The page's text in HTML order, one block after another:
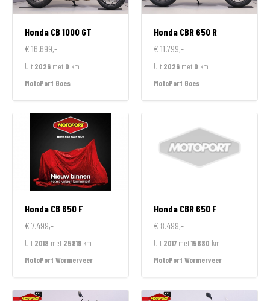
Honda CB 1000 GT
€ 16.699,-
Uit 2026 met 0 km
MotoPort Goes
Honda CBR 650 R
€ 11.799,-
Uit 2026 met 0 km
MotoPort Goes
Honda CB 650 F
€ 7.499,-
Uit 2018 met 25819 km
MotoPort Wormerveer
Honda CBR 650 F
€ 8.499,-
Uit 2017 met15880 km
MotoPort Wormerveer